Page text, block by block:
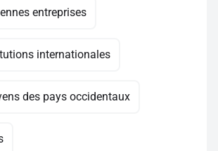
entreprises
internationales
des pays occidentaux